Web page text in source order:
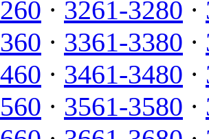
· 3261-3280 ·
· 3361-3380 ·
· 3461-3480 ·
· 3561-3580 ·